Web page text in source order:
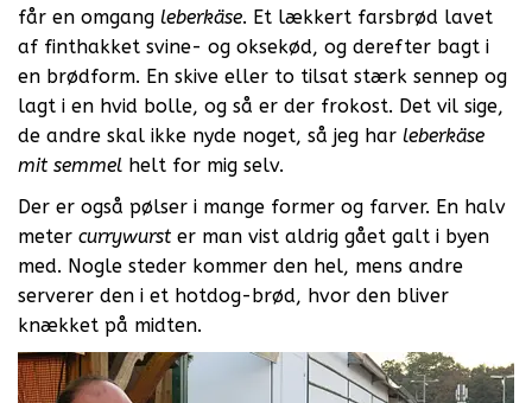
får en omgang leberkäse. Et lækkert farsbrød lavet
af finthakket svine- og oksekød, og derefter bagt i
en brødform. En skive eller to tilsat stærk sennep og
lagt i en hvid bolle, og så er der frokost. Det vil sige,
de andre skal ikke nyde noget, så jeg har leberkäse
mit semmel helt for mig selv.
Der er også pølser i mange former og farver. En halv
meter currywurst er man vist aldrig gået galt i byen
med. Nogle steder kommer den hel, mens andre
serverer den i et hotdog-brød, hvor den bliver
knækket på midten.